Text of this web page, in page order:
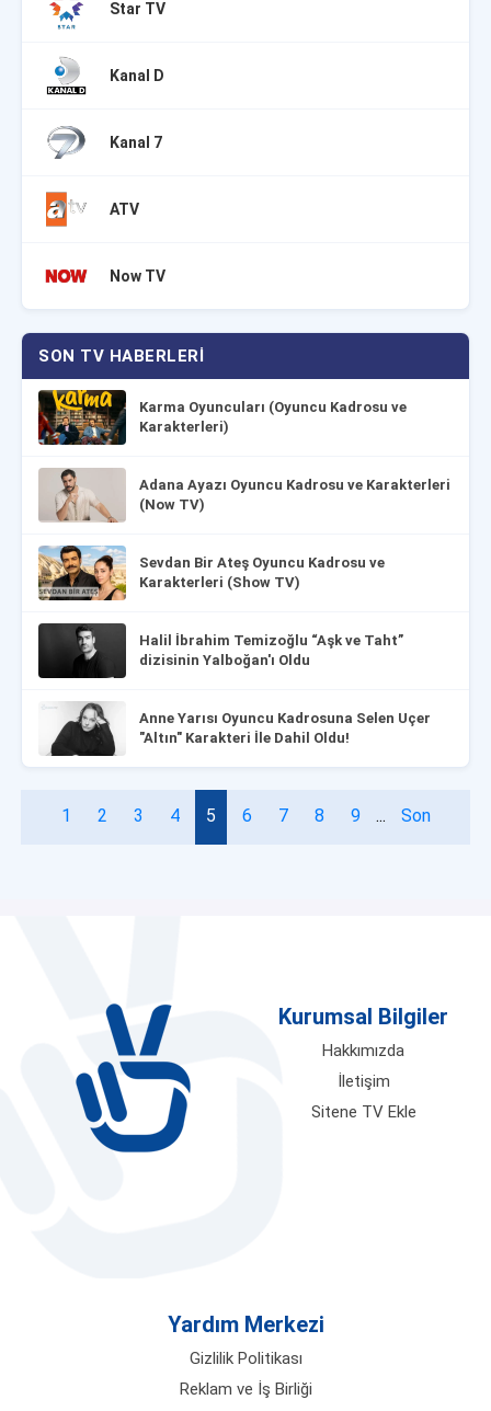
Star TV
Kanal D
Kanal 7
ATV
Now TV
SON TV HABERLERI
Karma Oyuncuları (Oyuncu Kadrosu ve
Karakterleri)
Adana Ayazı Oyuncu Kadrosu ve Karakterleri
(Now TV)
Sevdan Bir Ateş Oyuncu Kadrosu ve
Karakterleri (Show TV)
Halil İbrahim Temizoğlu “Aşk ve Taht”
dizisinin Yalboğan'ı Oldu
Anne Yarısı Oyuncu Kadrosuna Selen Uçer
"Altın" Karakteri İle Dahil Oldu!
1 2 3 4 5 6 7 8 9 ... Son
Kurumsal Bilgiler
Hakkımızda
İletişim
Sitene TV Ekle
Yardım Merkezi
Gizlilik Politikası
Reklam ve İş Birliği